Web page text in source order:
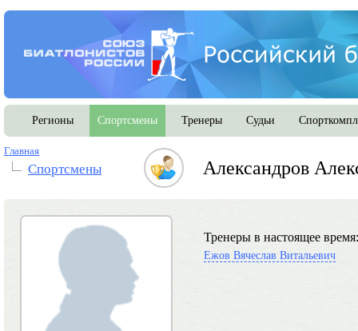
Регионы Спортсмены Тренеры Судьи
Главная
Спортсмены Александров
Тренеры в настоящее время:
Ежов Вячеслав Витальевич